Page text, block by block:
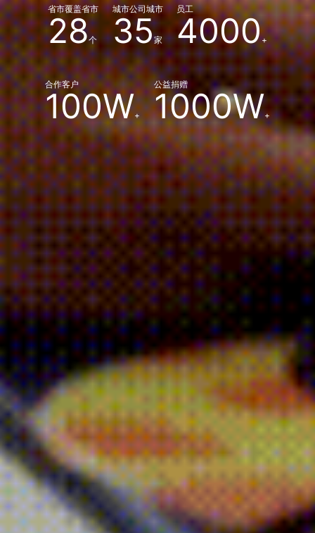
省市覆盖省市
28个
城市公司城市
35家
员工
4000+
合作客户
100W+
公益捐赠
1000W+